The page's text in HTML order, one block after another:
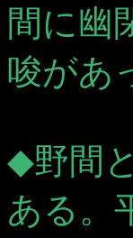
間に幽
唆があ
◆野間
ある。